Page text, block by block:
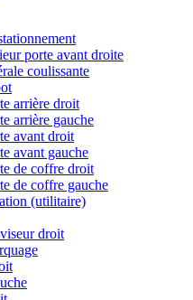
porte avant droite
coulissante
arrière droit
arrière gauche
avant droit
avant gauche
de coffre droit
de coffre gauche
(utilitaire)
droit